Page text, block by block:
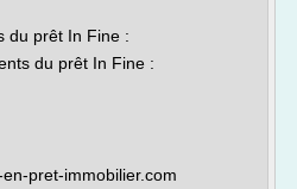
du prêt In Fine :
du prêt In Fine :
pret-immobilier.com